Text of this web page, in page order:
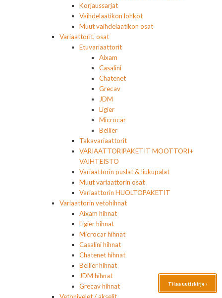
Korjaussarjat
Vaihdelaatikon lohkot
Muut vaihdelaatikon osat
Variaattorit, osat
Etuvariaattorit
Aixam
Casalini
Chatenet
Grecav
JDM
Ligier
Microcar
Bellier
Takavariaattorit
VARIAATTORIPAKETIT MOOTTORI+
VAIHTEISTO
Variaattorin puslat & liukupalat
Muut variaattorin osat
Variaattorin HUOLTOPAKETIT
Variaattorin vetohihnat
Aixam hihnat
Ligier hihnat
Microcar hihnat
Casalini hihnat
Chatenet hihnat
Bellier hihnat
JDM hihnat
Grecav hihnat
Tilaa uutiskirje ›